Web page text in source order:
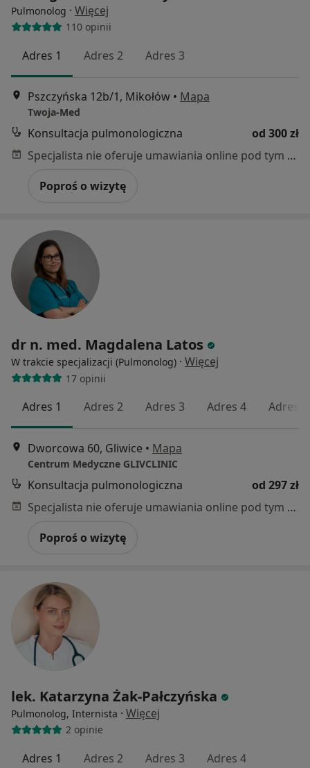
Pulmonolog · Więcej
110 opinii
Adres 1 Adres 2 Adres 3
Pszczyńska 12b/1, Mikołów • Mapa
Twoja-Med
Konsultacja pulmonologiczna
od 300 zł
Specjalista nie oferuje umawiania online pod tym adresem.
Poproś o wizytę
dr n. med. Magdalena Latos
W trakcie specjalizacji (Pulmonolog) · Więcej
17 opinii
Adres 1 Adres 2 Adres 3 Adres 4 Adres 5
Dworcowa 60, Gliwice • Mapa
Centrum Medyczne GLIVCLINIC
Konsultacja pulmonologiczna
od 297 zł
Specjalista nie oferuje umawiania online pod tym adresem.
Poproś o wizytę
lek. Katarzyna Żak-Pałczyńska
Pulmonolog, Internista · Więcej
2 opinie
Adres 1 Adres 2 Adres 3 Adres 4